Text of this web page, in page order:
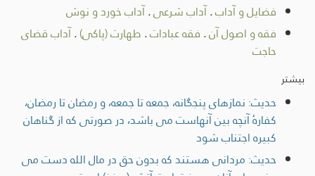
فضایل و آداب.آداب شرعی.آداب خورد و نوش
فقه و اصول آن. فقه عبادات. طهارت (پاکی).آداب قضای
حاجت
بیشتر
حديث: نمازهای پنجگانه، جمعه تا جمعه، و رمضان تا رمضان،
کفارۀ آنچه بین آنهاست می باشد، در صورتی که از گناهان
کبیره اجتناب شود
حديث: مردانى هستند كه بدون حق در مال الله دست مى